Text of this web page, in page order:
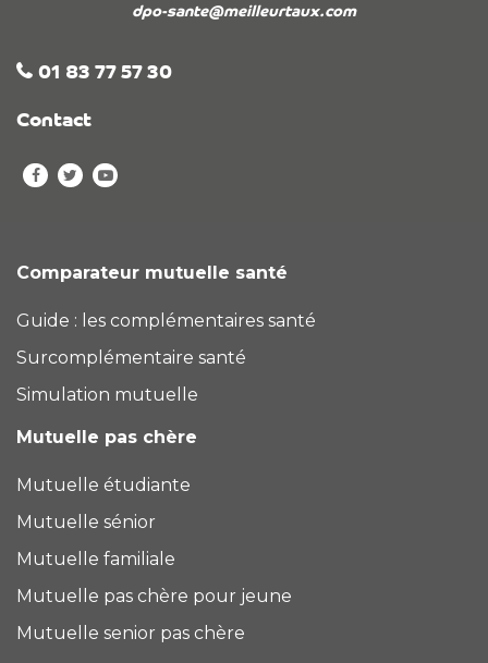
dpo-sante@meilleurtaux.com
01 83 77 57 30
Contact
Comparateur mutuelle santé
Guide : les complémentaires santé
Surcomplémentaire santé
Simulation mutuelle
Mutuelle pas chère
Mutuelle étudiante
Mutuelle sénior
Mutuelle familiale
Mutuelle pas chère pour jeune
Mutuelle senior pas chère